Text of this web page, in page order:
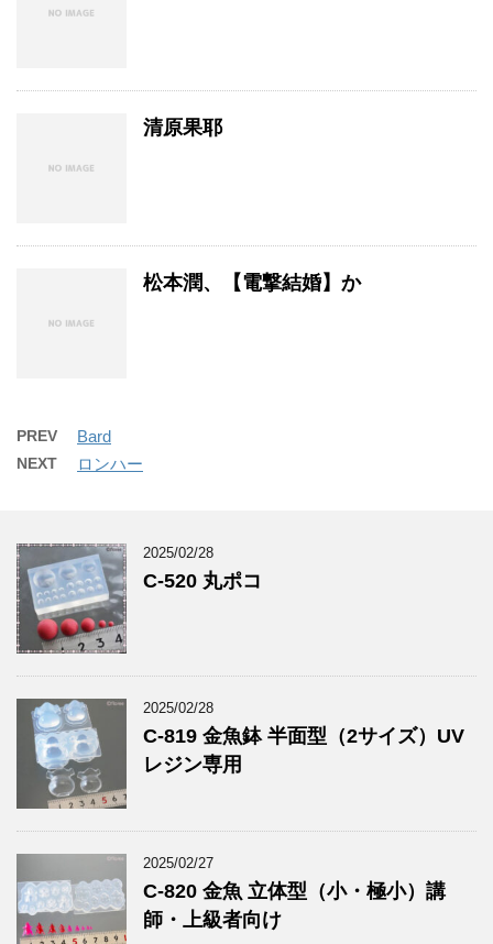
清原果耶
松本潤、【電撃結婚】か
PREV Bard
NEXT ロンハー
2025/02/28
C-520 丸ポコ
2025/02/28
C-819 金魚鉢 半面型（2サイズ）UV
レジン専用
2025/02/27
C-820 金魚 立体型（小・極小）講
師・上級者向け